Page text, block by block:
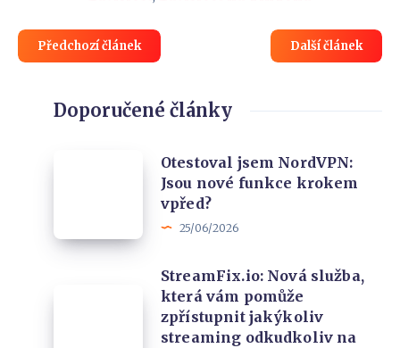
Předchozí článek Další článek
Doporučené články
Jsou
Otestoval jsem NordVPN:
Jsou nové funkce krokem
vpřed?
25/06/2026
StreamFix.io: Nová služba,
která vám pomůže
zpřístupnit jakýkoliv
streaming odkudkoliv na